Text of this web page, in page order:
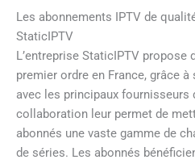
Les abonnements IPTV de
StaticIPTV
L’entreprise StaticIPTV propose
premier ordre en France, grâce
avec les principaux fournisseurs
collaboration leur permet de
abonnés une vaste gamme de
de séries. Les abonnés